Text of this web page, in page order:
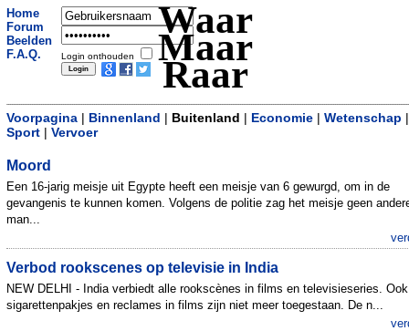
Home
Forum
Beelden
F.A.Q.
Login onthouden
Waar
Maar
Raar
Voorpagina | Binnenland | Buitenland | Economie | Wetenschap |
Sport | Vervoer
Moord
Een 16-jarig meisje uit Egypte heeft een meisje van 6 gewurgd, om in de
gevangenis te kunnen komen. Volgens de politie zag het meisje geen
man...
Verbod rookscenes op televisie in India
NEW DELHI - India verbiedt alle rookscènes in films en televisieseries. Ook
sigarettenpakjes en reclames in films zijn niet meer toegestaan. De n...